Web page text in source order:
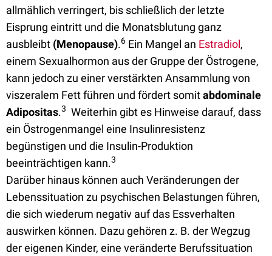
allmählich verringert, bis schließlich der letzte
Eisprung eintritt und die Monatsblutung ganz
ausbleibt (Menopause).6 Ein Mangel an Estradiol,
einem Sexualhormon aus der Gruppe der Östrogene,
kann jedoch zu einer verstärkten Ansammlung von
viszeralem Fett führen und fördert somitabdominale
Adipositas.3 Weiterhin gibt es Hinweise darauf, dass
ein Östrogenmangel eine Insulinresistenz
begünstigen und die Insulin-Produktion
beeinträchtigen kann.3
Darüber hinaus können auch Veränderungen der
Lebenssituation zu psychischen Belastungen führen,
die sich wiederum negativ auf das Essverhalten
auswirken können. Dazu gehören z. B. der Wegzug
der eigenen Kinder, eine veränderte Berufssituation